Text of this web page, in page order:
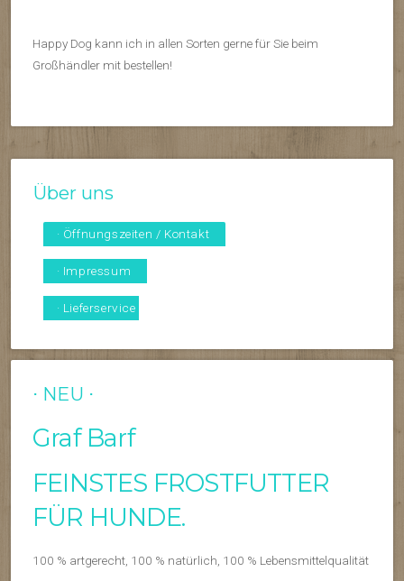
Happy Dog kann ich in allen Sorten gerne für Sie beim
Großhändler mit bestellen!
Über uns
· Öffnungszeiten / Kontakt
· Impressum
· Lieferservice
⋅ NEU ⋅
Graf Barf
FEINSTES FROSTFUTTER
FÜR HUNDE.
100 % artgerecht, 100 % natürlich, 100 % Lebensmittelqualität